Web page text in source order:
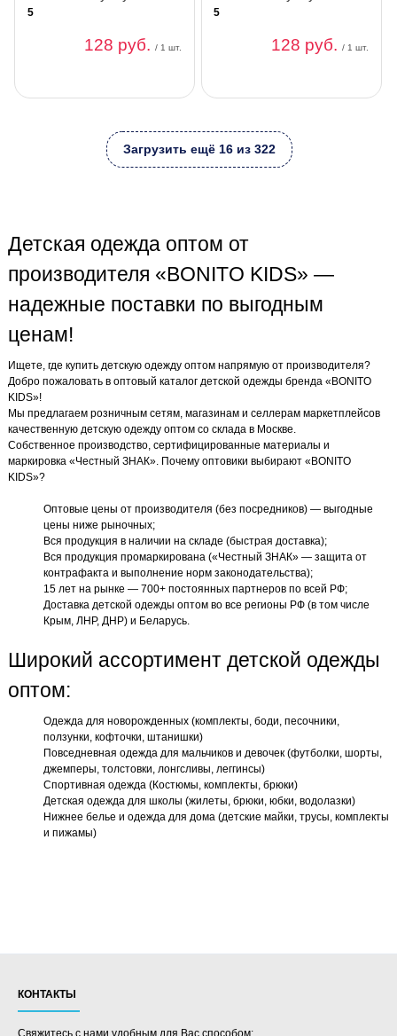
5
128 руб./ 1 шт.
5
128 руб./ 1 шт.
Загрузить ещё 16 из 322
Детская одежда оптом от
производителя «BONITO KIDS» —
надежные поставки по выгодным
ценам!
Ищете, где купить детскую одежду оптом напрямую от производителя?
Добро пожаловать в оптовый каталог детской одежды бренда «BONITO
KIDS»!
Мы предлагаем розничным сетям, магазинам и селлерам маркетплейсов
качественную детскую одежду оптом со склада в Москве.
Собственное производство, сертифицированные материалы и
маркировка «Честный ЗНАК». Почему оптовики выбирают «BONITO
KIDS»?
Оптовые цены от производителя (без посредников) — выгодные
цены ниже рыночных;
Вся продукция в наличии на складе (быстрая доставка);
Вся продукция промаркирована («Честный ЗНАК» — защита от
контрафакта и выполнение норм законодательства);
15 лет на рынке — 700+ постоянных партнеров по всей РФ;
Доставка детской одежды оптом во все регионы РФ (в том числе
Крым, ЛНР, ДНР) и Беларусь.
Широкий ассортимент детской одежды
оптом:
Одежда для новорожденных (комплекты, боди, песочники,
ползунки, кофточки, штанишки)
Повседневная одежда для мальчиков и девочек (футболки, шорты,
джемперы, толстовки, лонгсливы, леггинсы)
Спортивная одежда (Костюмы, комплекты, брюки)
Детская одежда для школы (жилеты, брюки, юбки, водолазки)
Нижнее белье и одежда для дома (детские майки, трусы, комплекты
и пижамы)
КОНТАКТЫ
Свяжитесь с нами удобным для Вас способом: